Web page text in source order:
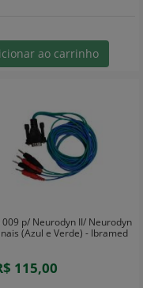
ao carrinho
009 p/ Neurodyn II/ Neurodyn
(Azul e Verde) - Ibramed
115,00